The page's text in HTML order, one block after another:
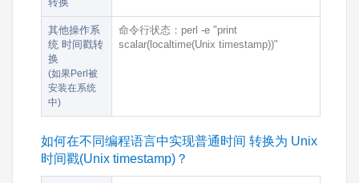
其他操作系
统 时间戳转
换
(如果Perl被
安装在系统
中)
命令行状态： perl -e "print
scalar(localtime(Unix timestamp))"
如何在不同编程语言中实现普通时间 转换为 Unix
时间戳(Unix timestamp)？